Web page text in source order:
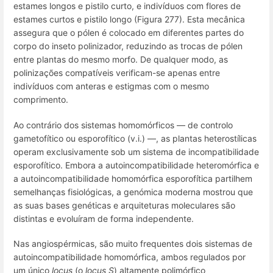
estames longos e pistilo curto, e indivíduos com flores de
estames curtos e pistilo longo (Figura 277). Esta mecânica
assegura que o pólen é colocado em diferentes partes do
corpo do inseto polinizador, reduzindo as trocas de pólen
entre plantas do mesmo morfo. De qualquer modo, as
polinizações compatíveis verificam-se apenas entre
indivíduos com anteras e estigmas com o mesmo
comprimento.
Ao contrário dos sistemas homomórficos — de controlo
gametofítico ou esporofítico (v.i.) —, as plantas heterostílicas
operam exclusivamente sob um sistema de incompatibilidade
esporofítico. Embora a autoincompatibilidade heteromórfica e
a autoincompatibilidade homomórfica esporofítica partilhem
semelhanças fisiológicas, a genómica moderna mostrou que
as suas bases genéticas e arquiteturas moleculares são
distintas e evoluíram de forma independente.
Nas angiospérmicas, são muito frequentes dois sistemas de
autoincompatibilidade homomórfica, ambos regulados por
um único locus (o locus S) altamente polimórfico